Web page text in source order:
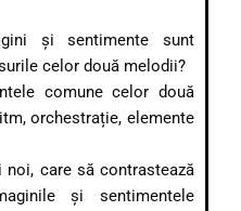
și sentimente sunt
celor două melodii?
comune celor două
orchestrație, elemente
noi, care să contrastează
și sentimentele